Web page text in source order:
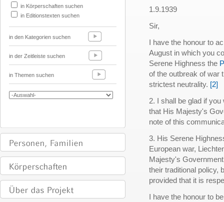
in Körperschaften suchen
in Editionstexten suchen
in den Kategorien suchen
in der Zeitleiste suchen
in Themen suchen
1.9.1939
Sir,
I have the honour to
August in which you
Serene Highness the
of the outbreak of war
strictest neutrality. [2]
2. I shall be glad if
that His Majesty's
note of this
3. His Serene
European war,
Majesty's
their traditional policy,
provided that it is
I have the honour to